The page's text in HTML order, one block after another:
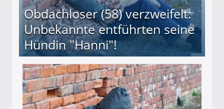
Obdachloser (58) verzweifelt:
Unbekannte entführten seine
Hündin "Hanni"!
entführten seine Hündin "Hanni"!